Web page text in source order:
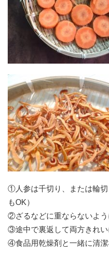
①人参は千切り、または輪
もOK）
②ざるなどに重ならないよう
③途中で裏返して両方きれい
④食品用乾燥剤と一緒に清潔